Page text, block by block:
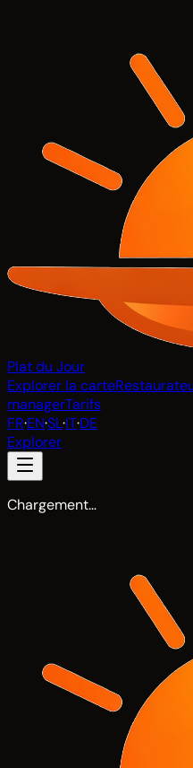
Plat du Jour
Explorer la carte
managerTarifs
FR·EN·SL·IT·DE
Explorer
Chargement…